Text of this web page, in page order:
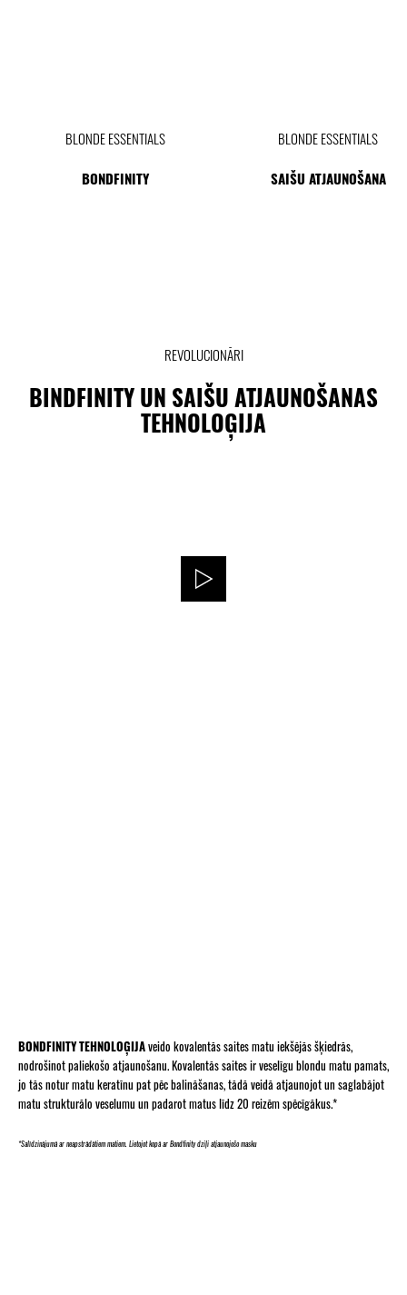
BLONDE ESSENTIALS
BONDFINITY
BLONDE ESSENTIALS
SAIŠU ATJAUNOŠANA
REVOLUCIONĀRI
BINDFINITY UN SAIŠU ATJAUNOŠANAS
TEHNOLOĢIJA
BONDFINITY TEHNOLOĢIJAveido kovalentās saites matu iekšējās šķiedrās,
nodrošinot paliekošo atjaunošanu. Kovalentās saites ir veselīgu blondu matu pamats,
jo tās notur matu keratīnu pat pēc balināšanas, tādā veidā atjaunojot un saglabājot
matu strukturālo veselumu un padarot matus līdz 20 reizēm spēcīgākus.*
*Salīdzinājumā ar neapstrādātiem matiem. Lietojot kopā ar Bondfinity dziļi atjaunojošo masku